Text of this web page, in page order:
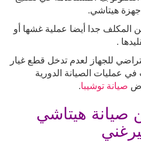
هيتاشي.
جدا أيضا عملية غشها أو
.
للجهاز لعدم تدخل قطع غيار
عمليات الصيانة الدورية
صيانة توشيبا.
صيانة هيتاشي